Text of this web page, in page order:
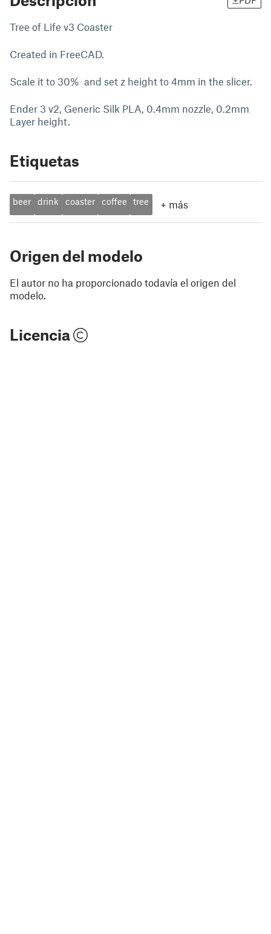
Tree of Life v3 Coaster
Created in FreeCAD.
Scale it to 30% and set z height to 4mm in the slicer.
Ender 3 v2, Generic Silk PLA, 0.4mm nozzle, 0.2mm
Layer height.
Etiquetas
beer drink coaster coffee tree + más
Origen del modelo
El autor no ha proporcionado todavía el origen del
modelo.
Licencia